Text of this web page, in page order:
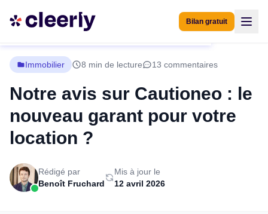
Bilan gratuit
Immobilier 8 min de lecture 13 commentaires
Notre avis sur Cautioneo : le
nouveau garant pour votre
location ?
Rédigé par
Benoît Fruchard
Mis à jour le
12 avril 2026